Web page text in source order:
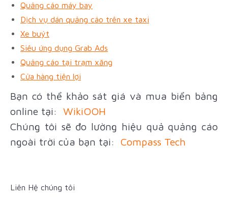
Quảng cáo máy bay
Dịch vụ dán quảng cáo trên xe taxi
Xe buýt
Siêu ứng dụng Grab Ads
Quảng cáo tại trạm xăng
Cửa hàng tiện lợi
Bạn có thể khảo sát giá và mua biển bảng
online tại: WikiOOH
Chúng tôi sẽ đo lường hiệu quả quảng cáo
ngoài trời của bạn tại: Compass Tech
Liên Hệ chúng tôi